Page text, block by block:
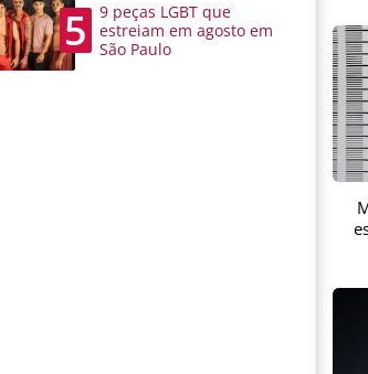
5
9 peças LGBT que
estreiam em agosto em
São Paulo